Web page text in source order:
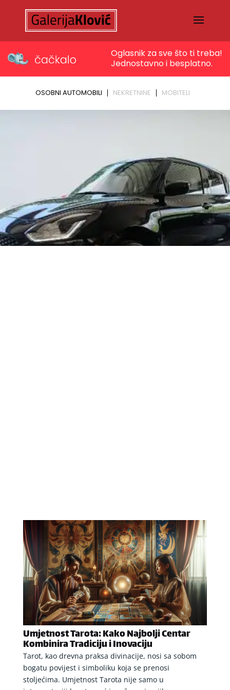
Umjetnost Tarota: Kako Najbolji Centar
Kombinira Tradiciju i Inovaciju
Tarot, kao drevna praksa divinacije, nosi sa sobom
bogatu povijest i simboliku koja se prenosi
stoljećima. Umjetnost Tarota nije samo u